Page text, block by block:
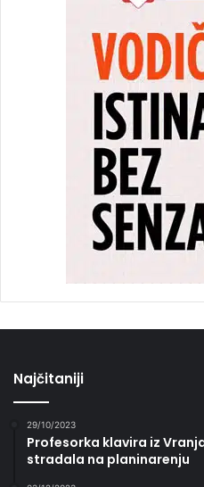
Najčitaniji
29/10/2023
Profesorka klavira iz
stradala na planinarenju